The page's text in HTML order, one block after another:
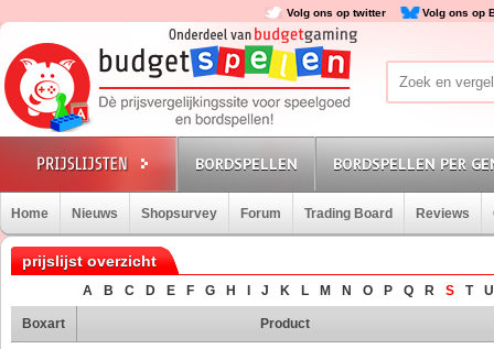
Volg ons op twitter Volg ons op
BORDSPELLEN BORDSPELLEN PER
Home Nieuws Shopsurvey Forum Trading Board Reviews
prijslijst overzicht
A B C D E F G H J K L M N O P Q R S T U
Boxart Product